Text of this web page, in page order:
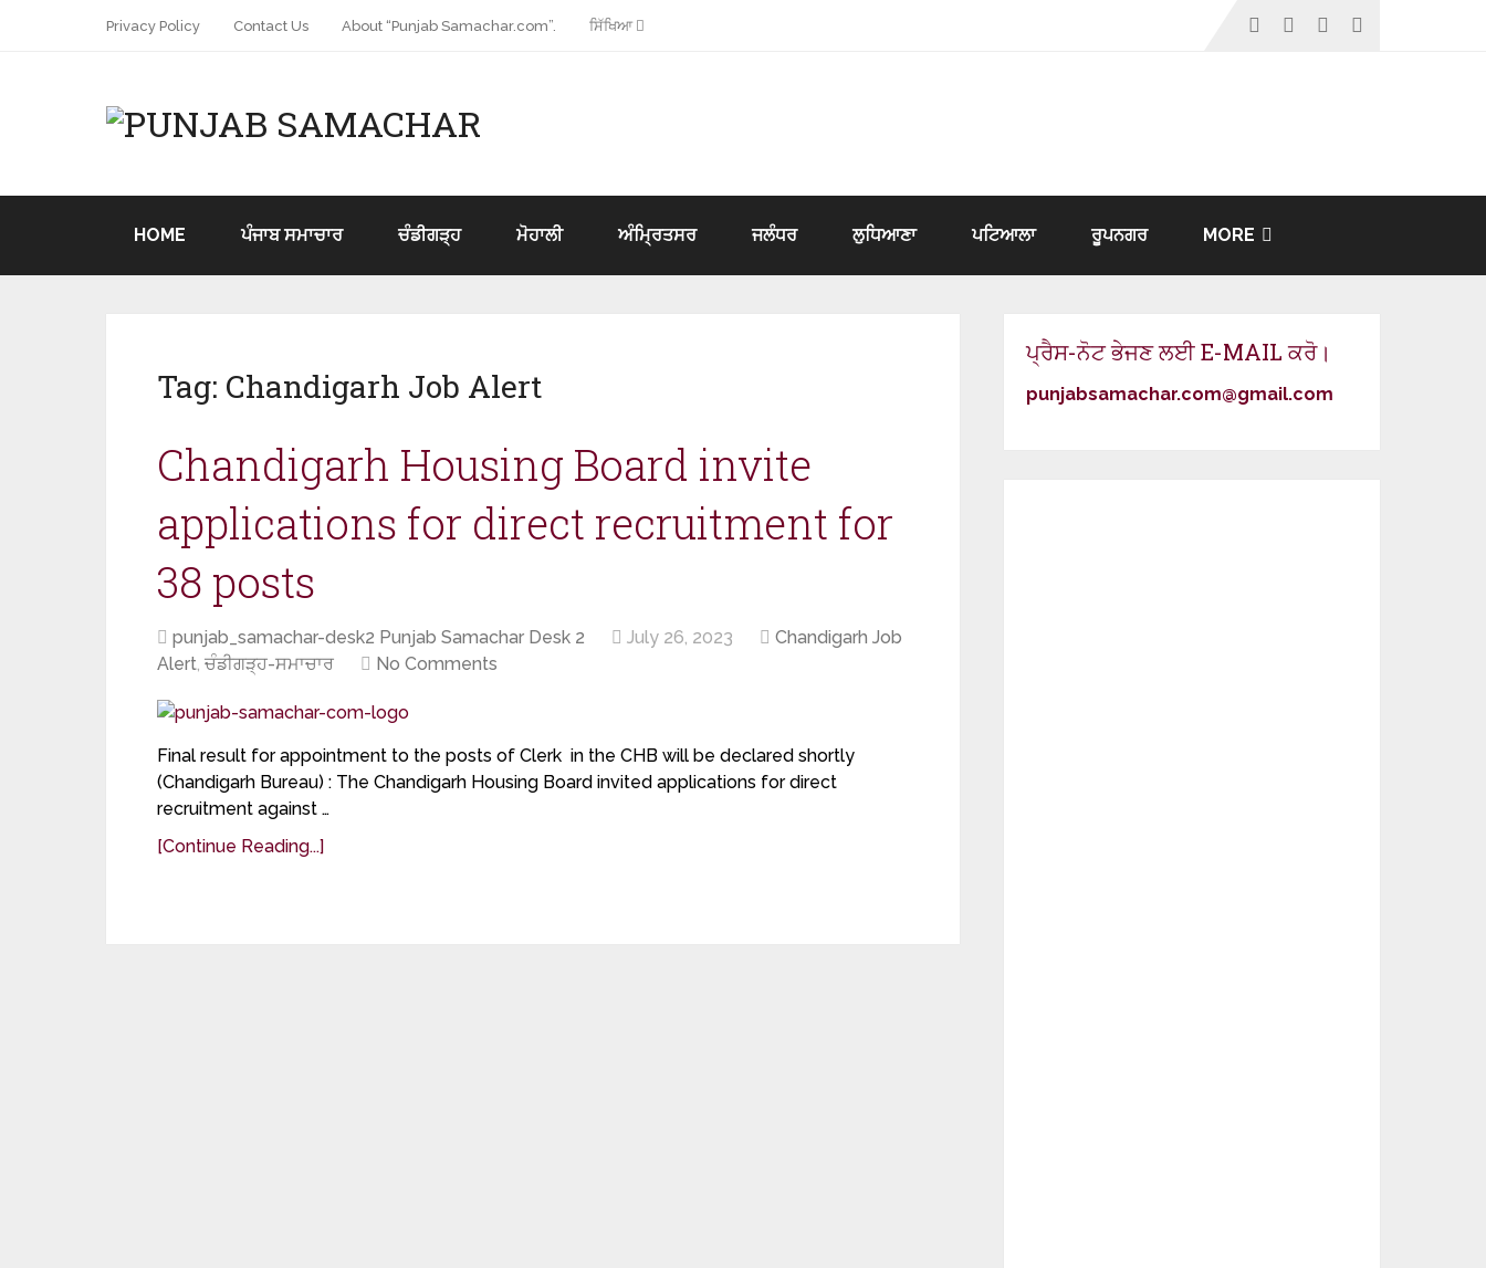
Privacy Policy Contact Us About “Punjab Samachar.com”. ਸਿੱਖਿਆ
HOME ਪੰਜਾਬ ਸਮਾਚਾਰ ਚੰਡੀਗੜ੍ਹ ਮੋਹਾਲੀ ਅੰਮ੍ਰਿਤਸਰ ਜਲੰਧਰ ਲੁਧਿਆਣਾ ਪਟਿਆਲਾ ਰੂਪਨਗਰ MORE
Tag: Chandigarh Job Alert
Chandigarh Housing Board invite
applications for direct recruitment for
38 posts
punjab_samachar-desk2 Punjab Samachar Desk 2 July 26, 2023
Chandigarh Job
Alert, ਚੰਡੀਗੜ੍ਹ-ਸਮਾਚਾਰ No Comments
Final result for appointment to the posts of Clerk in the CHB will be declared shortly
(Chandigarh Bureau) : The Chandigarh Housing Board invited applications for direct
recruitment against …
[Continue Reading...]
ਪ੍ਰੈਸ-ਨੋਟ ਭੇਜਣ ਲਈ E-MAIL ਕਰੋ।
punjabsamachar.com@gmail.com